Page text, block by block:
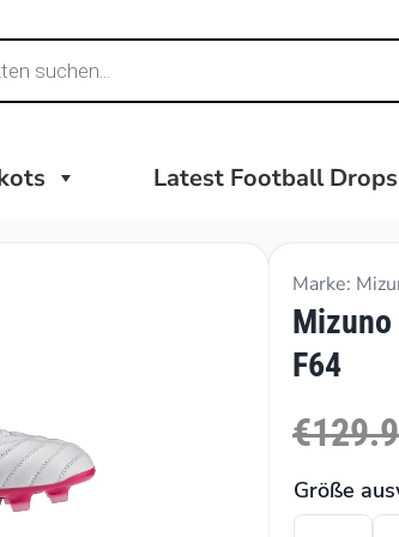
Latest Football Drops
Marke:
Mizuno
F64
Größe